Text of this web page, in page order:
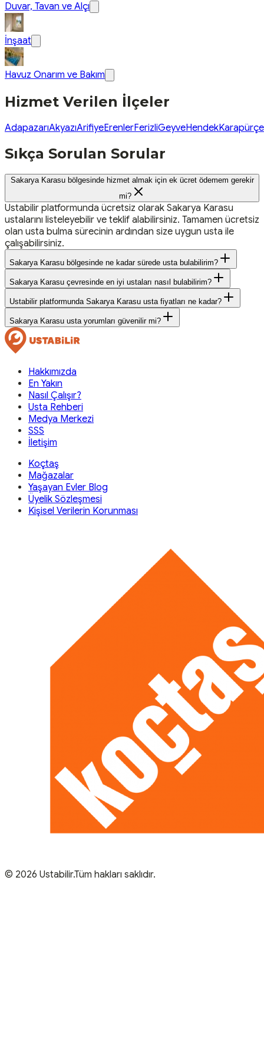
Duvar, Tavan ve Alçı
İnşaat
Havuz Onarım ve Bakım
Hizmet Verilen İlçeler
AdapazarıAkyazıArifiyeErenlerFerizliGeyveHendek
Sıkça Sorulan Sorular
Sakarya Karasu bölgesinde hizmet almak için ek ücret ödemem gerekir
mi?
Ustabilir platformunda ücretsiz olarak Sakarya Karasu
ustalarını listeleyebilir ve teklif alabilirsiniz. Tamamen ücretsiz
olan usta bulma sürecinin ardından size uygun usta ile
çalışabilirsiniz.
Sakarya Karasu bölgesinde ne kadar sürede usta bulabilirim?
Sakarya Karasu çevresinde en iyi ustaları nasıl bulabilirim?
Ustabilir platformunda Sakarya Karasu usta fiyatları ne kadar?
Sakarya Karasu usta yorumları güvenilir mi?
Hakkımızda
En Yakın
Nasıl Çalışır?
Usta Rehberi
Medya Merkezi
SSS
İletişim
Koçtaş
Mağazalar
Yaşayan Evler Blog
Üyelik Sözleşmesi
Kişisel Verilerin Korunması
© 2026 Ustabilir.Tüm hakları saklıdır.